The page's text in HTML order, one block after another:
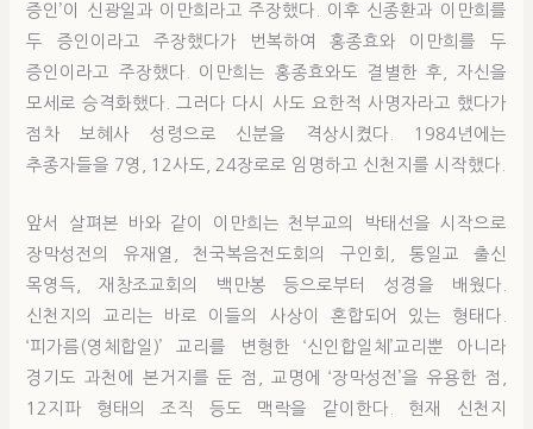
증인’이 신광일과 이만희라고 주장했다. 이후 신종환과 이만희를
두 증인이라고 주장했다가 번복하여 홍종효와 이만희를 두
증인이라고 주장했다. 이만희는 홍종효와도 결별한 후, 자신을
모세로 승격화했다. 그러다 다시 사도 요한적 사명자라고 했다가
점차 보혜사 성령으로 신분을 격상시켰다. 1984년에는
추종자들을 7영, 12사도, 24장로로 임명하고 신천지를 시작했다.
앞서 살펴본 바와 같이 이만희는 천부교의 박태선을 시작으로
장막성전의 유재열, 천국복음전도회의 구인회, 통일교 출신
목영득, 재창조교회의 백만봉 등으로부터 성경을 배웠다.
신천지의 교리는 바로 이들의 사상이 혼합되어 있는 형태다.
‘피가름(영체합일)’ 교리를 변형한 ‘신인합일체’교리뿐 아니라
경기도 과천에 본거지를 둔 점, 교명에 ‘장막성전’을 유용한 점,
12지파 형태의 조직 등도 맥락을 같이한다. 현재 신천지